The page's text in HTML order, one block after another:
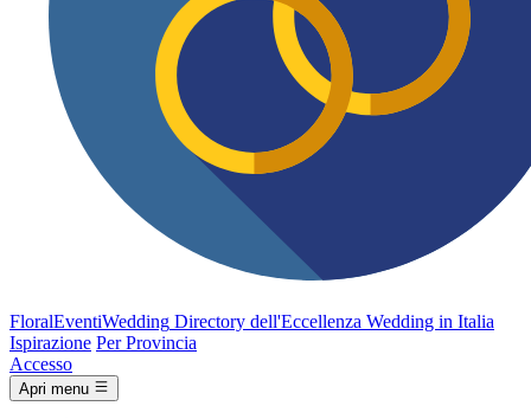
FloralEventiWedding Directory dell'Eccellenza Wedding in Italia
Ispirazione Per Provincia
Accesso
Apri menu